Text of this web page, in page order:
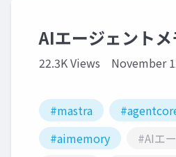
AIエージェント
22.3K Views November
#mastra
#aimemory
#AIエ